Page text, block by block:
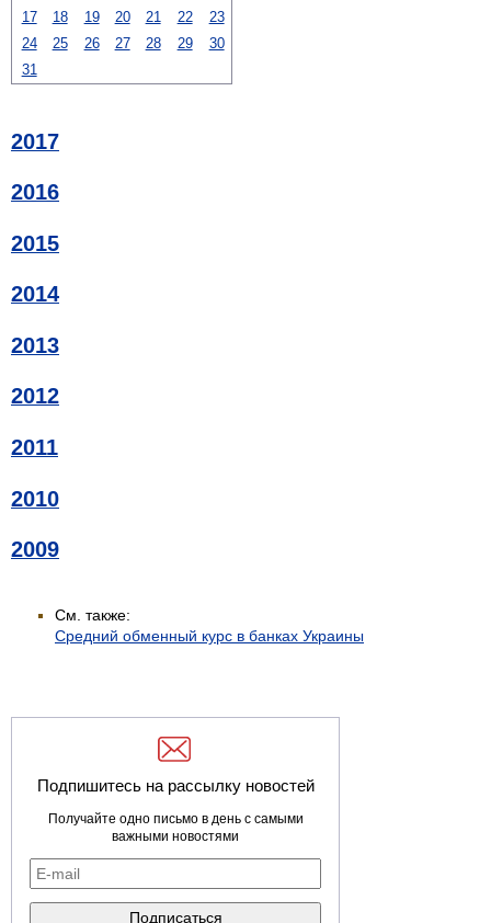
17
18 19 20 21 22
23
24
25 26 27 28 29
30
31
2017
2016
2015
2014
2013
2012
2011
2010
2009
См. также:
Средний обменный курс в банках Украины
Подпишитесь на рассылку новостей
Получайте одно письмо в день с самыми
важными новостями